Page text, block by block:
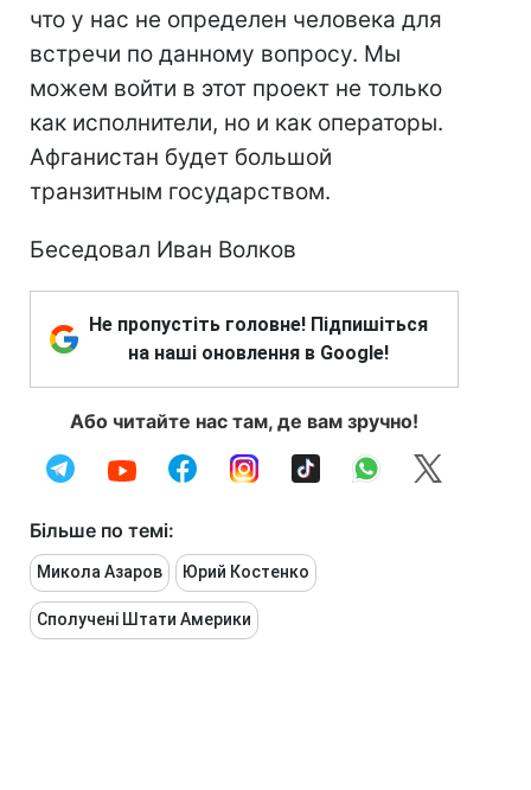
что у нас не определен человека для
встречи по данному вопросу. Мы
можем войти в этот проект не только
как исполнители, но и как операторы.
Афганистан будет большой
транзитным государством.
Беседовал Иван Волков
Не пропустіть головне! Підпишіться
на наші оновлення в Google!
Або читайте нас там, де вам зручно!
Більше по темі:
Микола Азаров Юрий Костенко
Сполучені Штати Америки